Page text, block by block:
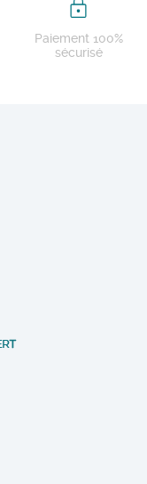
Paiement 100%
sécurisé